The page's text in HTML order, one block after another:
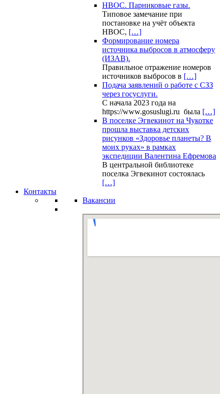
НВОС. Парниковые газы.
Типовое замечание при
постановке на учёт объекта
НВОС, […]
Формирование номера
источника выбросов в атмосферу
(ИЗАВ).
Правильное отражение номеров
источников выбросов в […]
Подача заявлений о работе с СЗЗ
через госуслуги.
С начала 2023 года на
https://www.gosuslugi.ru была […]
В поселке Эгвекинот на Чукотке
прошла выставка детских
рисунков «Здоровье планеты? В
моих руках» в рамках
экспедиции Валентина Ефремова
В центральной библиотеке
поселка Эгвекинот состоялась
[…]
Контакты
Вакансии